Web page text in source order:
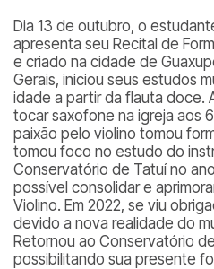
Dia 13 de outubro, o
apresenta seu Recital de
e criado na cidade de
Gerais, iniciou seus estudos
idade a partir da flauta doce.
tocar saxofone na igreja aos
paixão pelo violino tomou
tomou foco no estudo do
Conservatório de Tatuí no
possível consolidar e
Violino. Em 2022, se viu
devido a nova realidade do
Retornou ao Conservatório
possibilitando sua presente